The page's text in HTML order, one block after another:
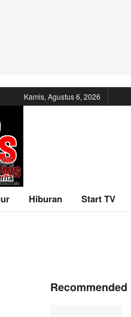
Kamis, Agustus 6, 2026
Hiburan Start TV
Recommended